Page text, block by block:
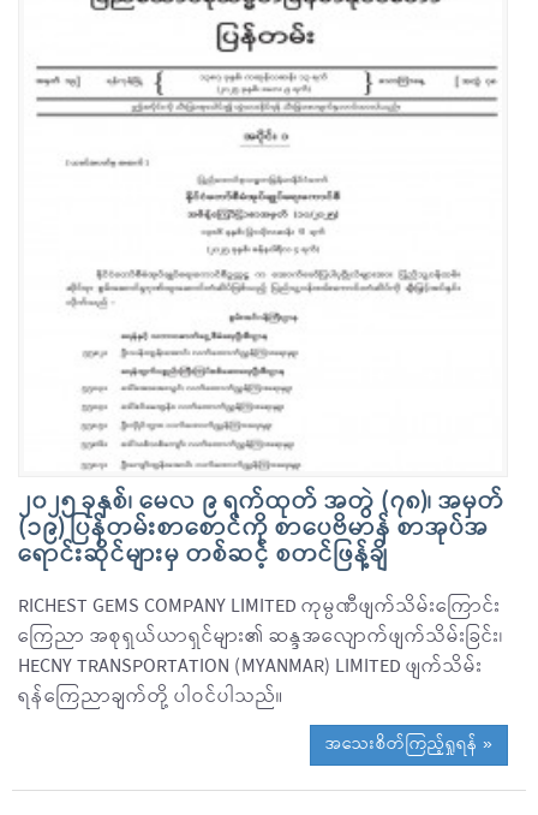
၂၀၂၅ ခုနှစ်၊ မေလ ၉ ရက်ထုတ် အတွဲ (၇၈)၊ အမှတ်
(၁၉) ပြန်တမ်းစာစောင်ကို စာပေဗိမာန် စာအုပ်အ
ရောင်းဆိုင်များမှ တစ်ဆင့် စတင်ဖြန့်ချိ
RICHEST GEMS COMPANY LIMITED ကုမ္ပဏီဖျက်သိမ်းကြောင်း
ကြေညာ အစုရှယ်ယာရှင်များ၏ ဆန္ဒအလျောက်ဖျက်သိမ်းခြင်း၊
HECNY TRANSPORTATION (MYANMAR) LIMITED ဖျက်သိမ်း
ရန်ကြေညာချက်တို့ ပါဝင်ပါသည်။
အသေးစိတ်ကြည့်ရှုရန် »